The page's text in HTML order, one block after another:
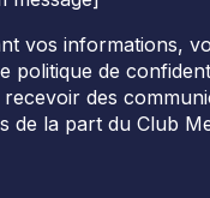
vos informations,
politique de
des
de la part du Club